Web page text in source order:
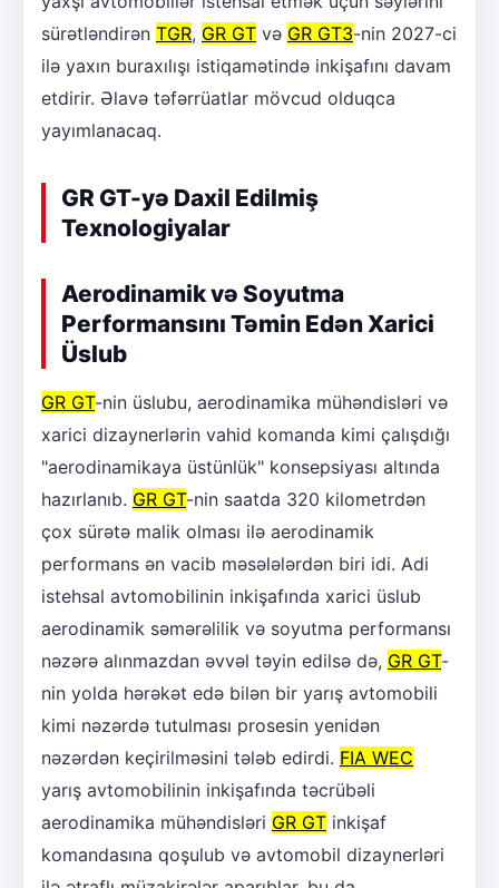
sürətləndirən TGR, GR GT və GR GT3-nin 2027-ci
ilə yaxın buraxılışı istiqamətində inkişafını davam
etdirir. Əlavə təfərrüatlar mövcud olduqca
yayımlanacaq.
GR GT-yə Daxil Edilmiş
Texnologiyalar
Aerodinamik və Soyutma
Performansını Təmin Edən Xarici
Üslub
GR GT-nin üslubu, aerodinamika mühəndisləri və
xarici dizaynerlərin vahid komanda kimi çalışdığı
"aerodinamikaya üstünlük" konsepsiyası altında
hazırlanıb. GR GT-nin saatda 320 kilometrdən
çox sürətə malik olması ilə aerodinamik
performans ən vacib məsələlərdən biri idi. Adi
istehsal avtomobilinin inkişafında xarici üslub
aerodinamik səmərəlilik və soyutma performansı
nəzərə alınmazdan əvvəl təyin edilsə də, GR GT-
nin yolda hərəkət edə bilən bir yarış avtomobili
kimi nəzərdə tutulması prosesin yenidən
nəzərdən keçirilməsini tələb edirdi. FIA WEC
yarış avtomobilinin inkişafında təcrübəli
aerodinamika mühəndisləri GR GT inkişaf
komandasına qoşulub və avtomobil dizaynerləri